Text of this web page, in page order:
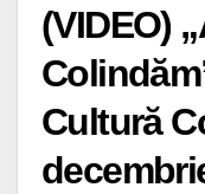
(VIDEO)
Cultură